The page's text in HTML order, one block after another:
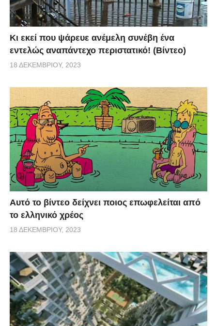
Κι εκεί που ψάρευε ανέμελη συνέβη ένα
εντελώς αναπάντεχο περιστατικό! (Βίντεο)
18 ΔΕΚΕΜΒΡΊΟΥ, 2023
Αυτό το βίντεο δείχνει ποιος επωφελείται από
το ελληνικό χρέος
18 ΔΕΚΕΜΒΡΊΟΥ, 2023